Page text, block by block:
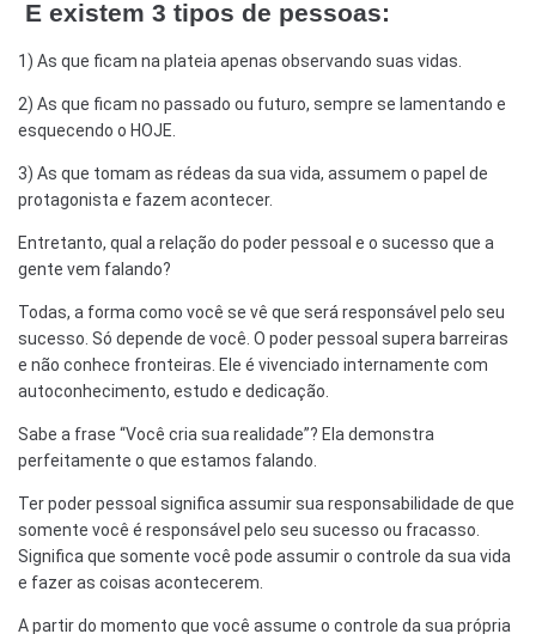
E existem 3 tipos de pessoas:
1) As que ficam na plateia apenas observando suas vidas.
2) As que ficam no passado ou futuro, sempre se lamentando e
esquecendo o HOJE.
3) As que tomam as rédeas da sua vida, assumem o papel de
protagonista e fazem acontecer.
Entretanto, qual a relação do poder pessoal e o sucesso que a
gente vem falando?
Todas, a forma como você se vê que será responsável pelo seu
sucesso. Só depende de você. O poder pessoal supera barreiras
e não conhece fronteiras. Ele é vivenciado internamente com
autoconhecimento, estudo e dedicação.
Sabe a frase “Você cria sua realidade”? Ela demonstra
perfeitamente o que estamos falando.
Ter poder pessoal significa assumir sua responsabilidade de que
somente você é responsável pelo seu sucesso ou fracasso.
Significa que somente você pode assumir o controle da sua vida
e fazer as coisas acontecerem.
A partir do momento que você assume o controle da sua própria